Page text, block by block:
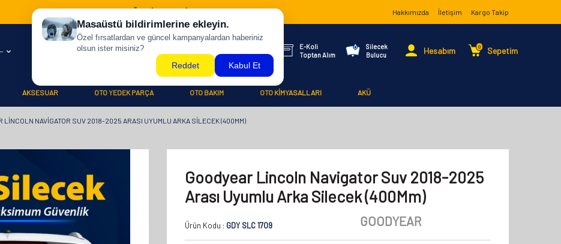
500 TL ÜZERİ KARGO BİZDEN ! Hakkımızda İletişim Kargo Takip
E-Koli
Toptan Alım
Silecek
Bulucu
Hesabım 0 Sepetim
AKSESUAR OTO YEDEK PARÇA OTO BAKIM OTO KİMYASALLARI AKÜ
LINCOLN NAVIGATOR SUV 2018-2025 ARASI UYUMLU ARKA SILECEK (400MM)
Goodyear Lincoln Navigator Suv 2018-2025
Arası Uyumlu Arka Silecek (400Mm)
Ürün Kodu : GDY SLC 1709 GOODYEAR